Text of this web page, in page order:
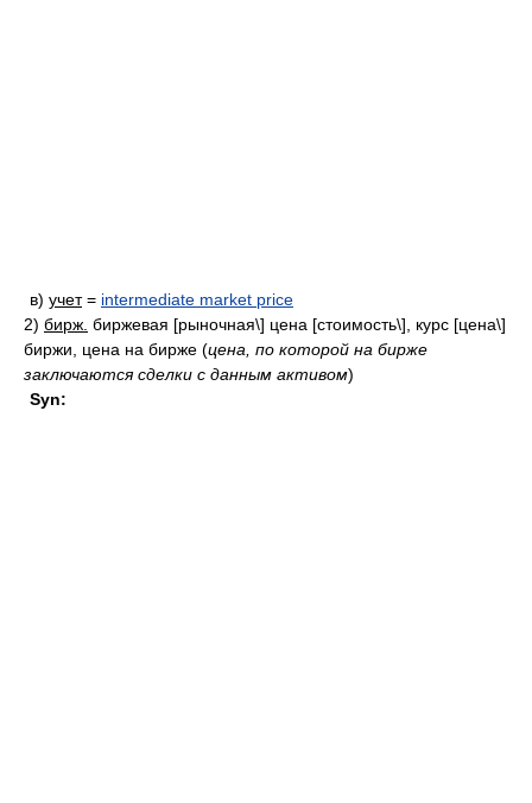
в) учет = intermediate market price
2) бирж. биржевая [рыночная\] цена [стоимость\], курс [цена\]
биржи, цена на бирже (цена, по которой на бирже
заключаются сделки с данным активом)
Syn: